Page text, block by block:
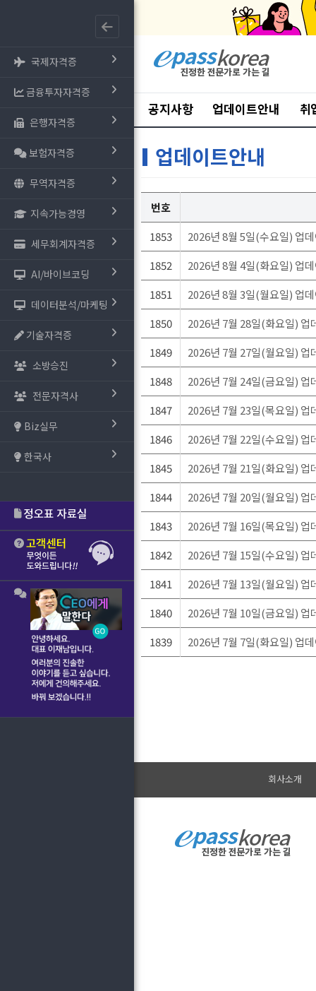
국제자격증
금융투자자격증
은행자격증
보험자격증
무역자격증
지속가능경영
세무회계자격증
AI/바이브코딩
데이터분석/마케팅
기술자격증
소방승진
전문자격사
Biz실무
한국사
공지사항 업데이트안내 취
업데이트안내
번호
1853
2026년 8월 5일(수요일) 업
1852
2026년 8월 4일(화요일) 업
1851
2026년 8월 3일(월요일) 업
1850
2026년 7월 28일(화요일) 업
1849
2026년 7월 27일(월요일) 업
1848
2026년 7월 24일(금요일) 업
1847
2026년 7월 23일(목요일) 업
1846
2026년 7월 22일(수요일) 업
1845
2026년 7월 21일(화요일) 업
1844
2026년 7월 20일(월요일) 업
1843
2026년 7월 16일(목요일) 업
1842
2026년 7월 15일(수요일) 업
1841
2026년 7월 13일(월요일) 업
1840
2026년 7월 10일(금요일) 업
1839
2026년 7월 7일(화요일) 업
회사소개